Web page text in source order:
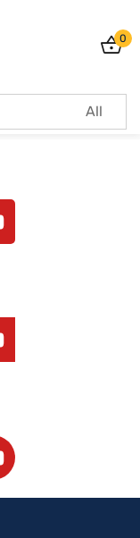
0
Lost password?